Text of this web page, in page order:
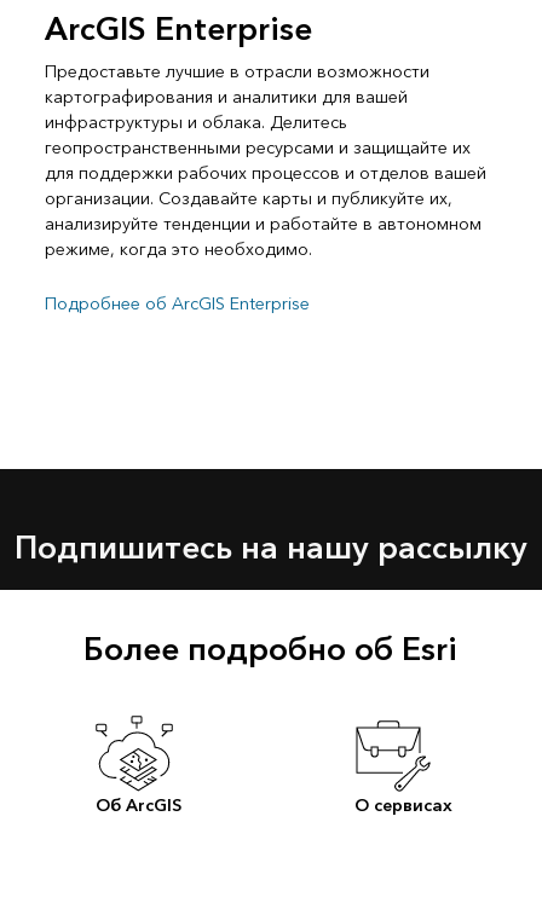
ArcGIS Enterprise
Предоставьте лучшие в отрасли возможности
картографирования и аналитики для вашей
инфраструктуры и облака. Делитесь
геопространственными ресурсами и защищайте их
для поддержки рабочих процессов и отделов вашей
организации. Создавайте карты и публикуйте их,
анализируйте тенденции и работайте в автономном
режиме, когда это необходимо.
Подробнее об ArcGIS Enterprise
Подпишитесь на нашу рассылку
Более подробно об Esri
Об ArcGIS О сервисах